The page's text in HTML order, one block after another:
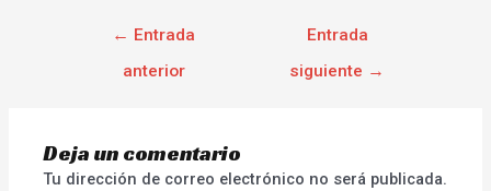
← Entrada
anterior
Entrada
siguiente →
Deja un comentario
Tu dirección de correo electrónico no será publicada.